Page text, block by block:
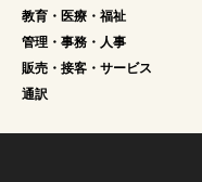
教育・医療・福祉
管理・事務・人事
販売・接客・サービス
通訳